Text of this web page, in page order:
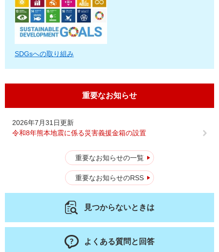
SDGsへの取り組み
重要なお知らせ
2026年7月31日更新
令和8年熊本地震に係る災害義援金箱の設置
重要なお知らせの一覧
重要なお知らせのRSS
見つからないときは
よくある質問と回答